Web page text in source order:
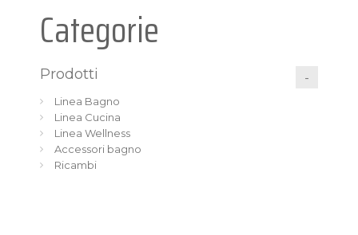
Categorie
Prodotti
Linea Bagno
Linea Cucina
Linea Wellness
Accessori bagno
Ricambi